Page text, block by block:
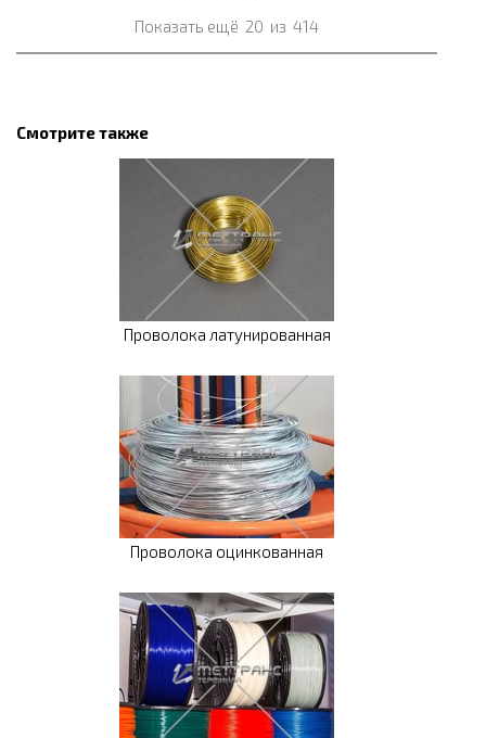
Показать ещё 20 из 414
Смотрите также
Проволока латунированная
Проволока оцинкованная